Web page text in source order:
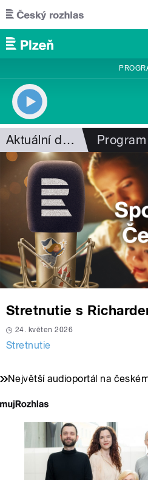
Přejít k hlavnímu obsahu
Aktuální dění Program
Stretnutie s
24. květen 2026
Stretnutie
Největší audioportál na